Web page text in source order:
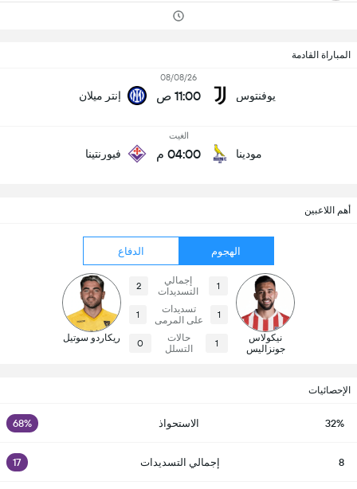
المباراة القادمة
يوفنتوس
08/08/26
11:00 ص إنتر ميلان
مودينا
الغيت
04:00 م فيورنتينا
أهم اللاعبين
الهجوم الدفاع
نيكولاس
جونزاليس
1
إجمالي
التسديدات
2
1
تسديدات
على المرمى
1
1
حالات
التسلل
0 ريكاردو سوتيل
الإحصائيات
32% الاستحواذ 68%
8 إجمالي التسديدات 17